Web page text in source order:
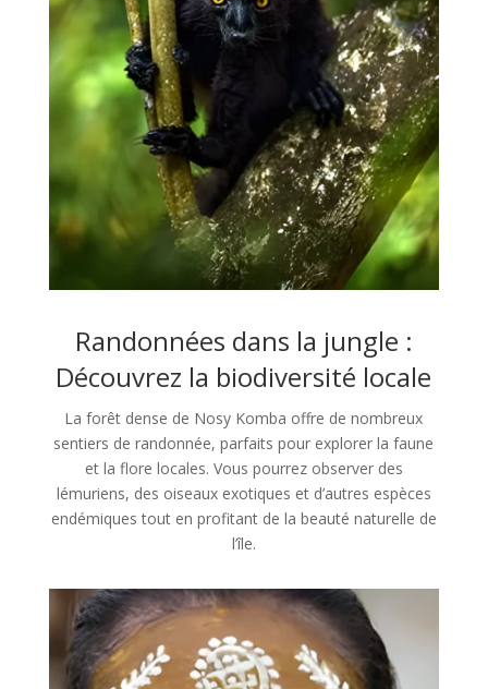
Randonnées dans la jungle :
Découvrez la biodiversité locale
La forêt dense de Nosy Komba offre de nombreux
sentiers de randonnée, parfaits pour explorer la faune
et la flore locales. Vous pourrez observer des
lémuriens, des oiseaux exotiques et d’autres espèces
endémiques tout en profitant de la beauté naturelle de
l’île.